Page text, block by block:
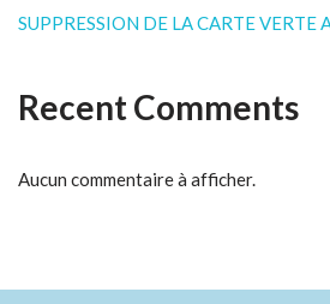
SUPPRESSION DE LA CARTE VERTE
Recent Comments
Aucun commentaire à afficher.